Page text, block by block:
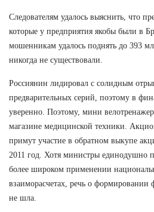
Следователям удалось выяснить, что
которые у предприятия якобы были в
мошенникам удалось поднять до 393
никогда не существовали.
Россиянин лидировал с солидным
предварительных серий, поэтому в
уверенно. Поэтому, мини
магазине медицинской техники.
примут участие в обратном выкупе
2011 год. Хотя министры единодушно
более широком применении
взаиморасчетах, речь о формировании
не шла.